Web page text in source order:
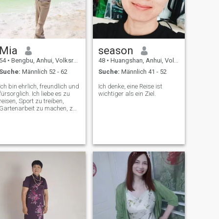
Mia
54 • Bengbu, Anhui, Volksrep. China
Suche: Männlich 52 - 62
Ich bin ehrlich, freundlich und
Ich liebe es zu
reisen, Sport zu treiben,
Gartenarbeit zu machen, zu
season
48 • Huangshan, Anhui, Volksrep. China
Suche: Männlich 41 - 52
Ich denke, eine Reise ist
wichtiger als ein Ziel.